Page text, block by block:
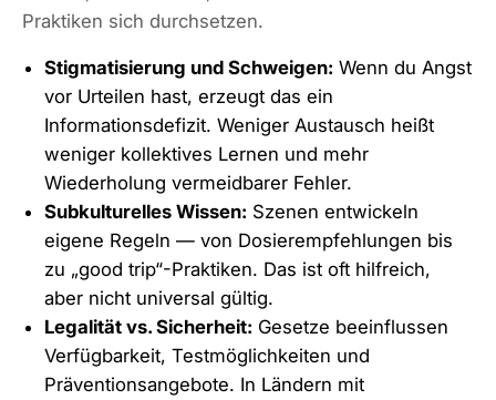
Praktiken sich durchsetzen.
Stigmatisierung und Schweigen: Wenn du Angst
vor Urteilen hast, erzeugt das ein
Informationsdefizit. Weniger Austausch heißt
weniger kollektives Lernen und mehr
Wiederholung vermeidbarer Fehler.
Subkulturelles Wissen: Szenen entwickeln
eigene Regeln — von Dosierempfehlungen bis
zu „good trip“-Praktiken. Das ist oft hilfreich,
aber nicht universal gültig.
Legalität vs. Sicherheit: Gesetze beeinflussen
Verfügbarkeit, Testmöglichkeiten und
Präventionsangebote. In Ländern mit